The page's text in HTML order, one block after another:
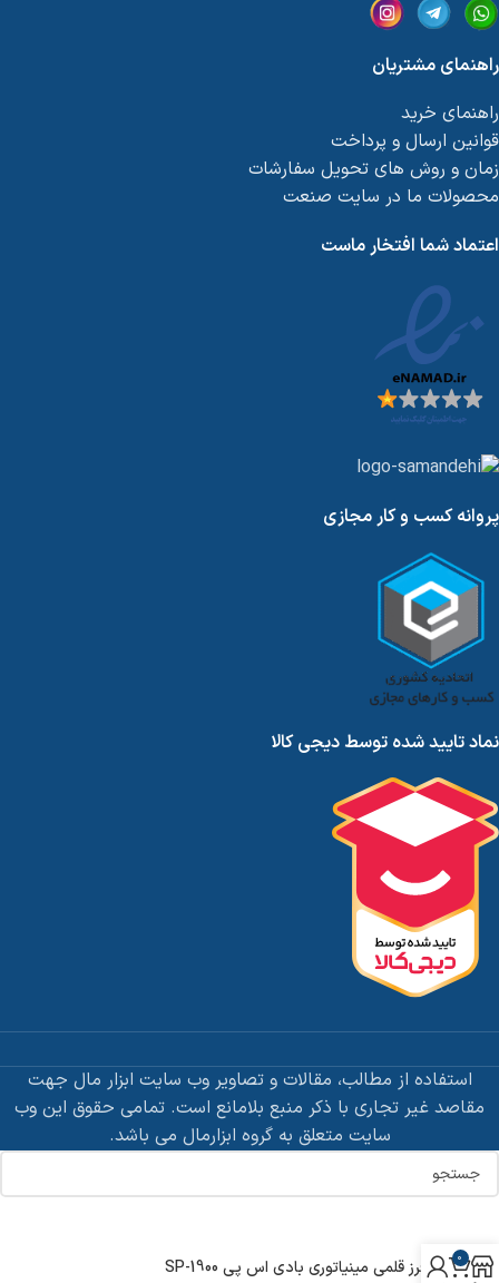
راهنمای مشتریان
راهنمای خرید
قوانین ارسال و پرداخت
زمان و روش های تحویل سفارشات
محصولات ما در سایت صنعت
اعتماد شما افتخار ماست
پروانه کسب و کار مجازی
نماد تایید شده توسط دیجی کالا
استفاده از مطالب، مقالات و تصاویر وب سایت ابزار مال جهت
مقاصد غیر تجاری با ذکر منبع بلامانع است. تمامی حقوق این وب
سایت متعلق به گروه ابزارمال می باشد.
فرز قلمی مینیاتوری بادی اس پی SP-1900 0